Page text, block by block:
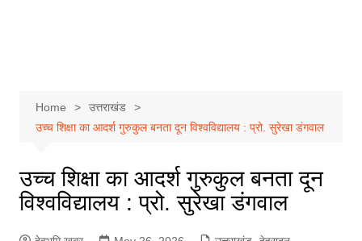
Home
उत्तराखंड
उच्च शिक्षा का आदर्श गुरुकुल बनता दून विश्वविद्यालय : प्रो. सुरेखा डंगवाल
उच्च शिक्षा का आदर्श गुरुकुल बनता दून
विश्वविद्यालय : प्रो. सुरेखा डंगवाल